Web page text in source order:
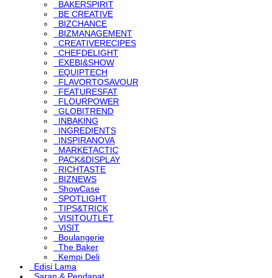
BAKERSPIRIT
BE CREATIVE
BIZCHANCE
BIZMANAGEMENT
CREATIVERECIPES
CHEFDELIGHT
EXEBI&SHOW
EQUIPTECH
FLAVORTOSAVOUR
FEATURESFAT
FLOURPOWER
GLOBITREND
INBAKING
INGREDIENTS
INSPIRANOVA
MARKETACTIC
PACK&DISPLAY
RICHTASTE
BIZNEWS
ShowCase
SPOTLIGHT
TIPS&TRICK
VISITOUTLET
VISIT
Boulangerie
The Baker
Kempi Deli
Edisi Lama
Saran & Pendapat